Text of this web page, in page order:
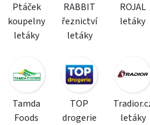
Ptáček
koupelny
letáky
RABBIT
řeznictví
letáky
ROJAL
letáky
Tamda
Foods
TOP
drogerie
letáky